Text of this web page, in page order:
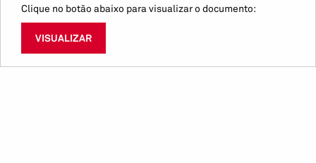
Clique no botão abaixo para visualizar o documento:
VISUALIZAR